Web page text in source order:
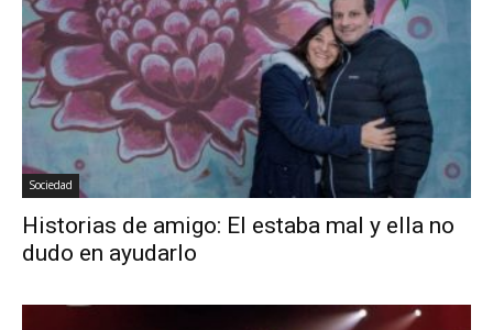
Sociedad
Historias de amigo: El estaba mal y ella no
dudo en ayudarlo